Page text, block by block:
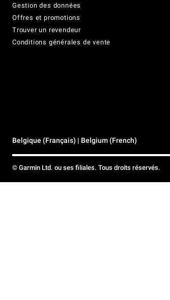
Gestion des données
Offres et promotions
Trouver un revendeur
Conditions générales de vente
Belgique (Français) | Belgium (French)
© Garmin Ltd. ou ses filiales. Tous droits réservés.